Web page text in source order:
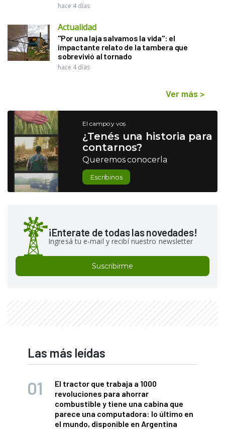
hace 4 días
Actualidad
"Por una laja salvamos la vida": el
impactante relato de la tambera que
sobrevivió al tornado
hace 4 días
Ver más >
El campo y vos
¿Tenés una historia para
contarnos?
Queremos conocerla
Escribinos
¡Enterate de todas las novedades!
Ingresá tu e-mail y recibí nuestro newsletter
Suscribirme
Las más leídas
El tractor que trabaja a 1000
revoluciones para ahorrar
combustible y tiene una cabina que
parece una computadora: lo último en
el mundo, disponible en Argentina